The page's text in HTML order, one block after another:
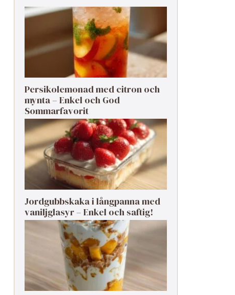
Persikolemonad med citron och
mynta – Enkel och God
Sommarfavorit
Jordgubbskaka i långpanna med
vaniljglasyr – Enkel och saftig!